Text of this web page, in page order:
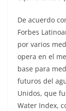
De acuerdo
Forbes
por varios
opera en el
base para
futuros del
Unidos, que
Water Index,